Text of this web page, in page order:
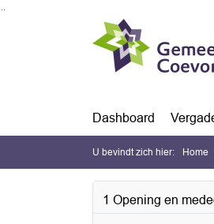
Ga naar de inhoud van deze pagina
Ga naar het zoeken
Ga naar het menu
Dashboard
U bevindt zich hier: Home
1 Opening en